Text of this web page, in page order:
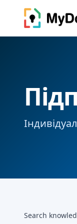
Search